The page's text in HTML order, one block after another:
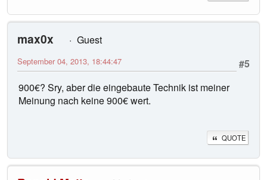
max0x
Guest
#5
September 04, 2013, 18:44:47
900€? Sry, aber die eingebaute Technik ist meiner
Meinung nach keine 900€ wert.
QUOTE